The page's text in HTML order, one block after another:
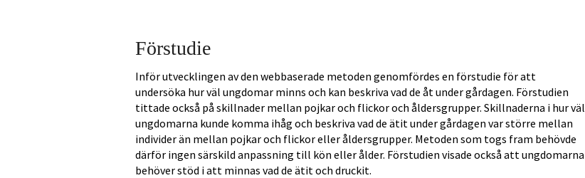
Förstudie
Inför utvecklingen av den webbaserade metoden genomfördes en förstudie för att
undersöka hur väl ungdomar minns och kan beskriva vad de åt under gårdagen. Förstudien
tittade också på skillnader mellan pojkar och flickor och åldersgrupper. Skillnaderna i hur väl
ungdomarna kunde komma ihåg och beskriva vad de ätit under gårdagen var större mellan
individer än mellan pojkar och flickor eller åldersgrupper. Metoden som togs fram behövde
därför ingen särskild anpassning till kön eller ålder. Förstudien visade också att ungdomarna
behöver stöd i att minnas vad de ätit och druckit.